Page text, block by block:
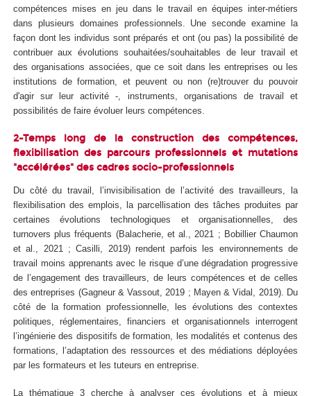
compétences mises en jeu dans le travail en équipes inter-métiers
dans plusieurs domaines professionnels. Une seconde examine la
façon dont les individus sont préparés et ont (ou pas) la possibilité de
contribuer aux évolutions souhaitées/souhaitables de leur travail et
des organisations associées, que ce soit dans les entreprises ou les
institutions de formation, et peuvent ou non (re)trouver du pouvoir
d'agir sur leur activité -, instruments, organisations de travail et
possibilités de faire évoluer leurs compétences.
2-Temps long de la construction des compétences,
flexibilisation des parcours professionnels et mutations
"accélérées" des cadres socio-professionnels
Du côté du travail, l’invisibilisation de l’activité des travailleurs, la
flexibilisation des emplois, la parcellisation des tâches produites par
certaines évolutions technologiques et organisationnelles, des
turnovers plus fréquents (Balacherie, et al., 2021 ; Bobillier Chaumon
et al., 2021 ; Casilli, 2019) rendent parfois les environnements de
travail moins apprenants avec le risque d’une dégradation progressive
de l’engagement des travailleurs, de leurs compétences et de celles
des entreprises (Gagneur & Vassout, 2019 ; Mayen & Vidal, 2019). Du
côté de la formation professionnelle, les évolutions des contextes
politiques, réglementaires, financiers et organisationnels interrogent
l’ingénierie des dispositifs de formation, les modalités et contenus des
formations, l’adaptation des ressources et des médiations déployées
par les formateurs et les tuteurs en entreprise.
La thématique 3 cherche à analyser ces évolutions et à mieux